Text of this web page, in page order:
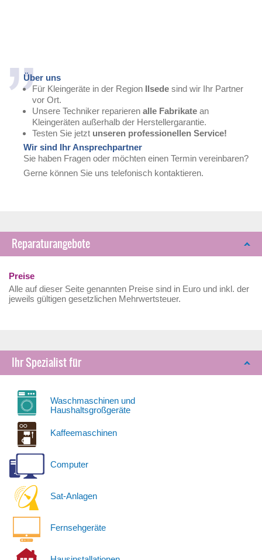
Über uns
Für Kleingeräte in der Region Ilsede sind wir Ihr Partner
vor Ort.
Unsere Techniker reparieren alle Fabrikate an
Kleingeräten außerhalb der Herstellergarantie.
Testen Sie jetzt unseren professionellen Service!
Wir sind Ihr Ansprechpartner
Sie haben Fragen oder möchten einen Termin vereinbaren?
Gerne können Sie uns telefonisch kontaktieren.
Reparaturangebote
Preise
Alle auf dieser Seite genannten Preise sind in Euro und inkl. der
jeweils gültigen gesetzlichen Mehrwertsteuer.
Ihr Spezialist für
Waschmaschinen und
Haushaltsgroßgeräte
Kaffeemaschinen
Computer
Sat-Anlagen
Fernsehgeräte